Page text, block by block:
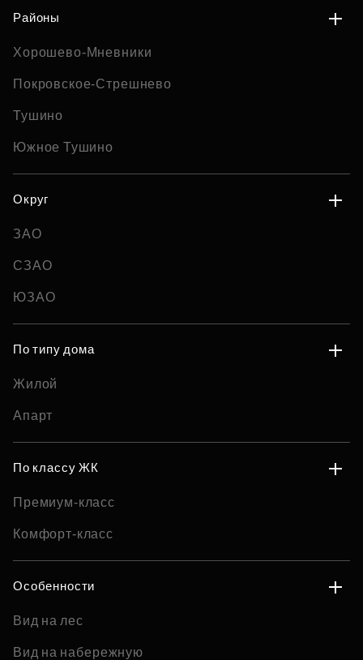
Районы
Хорошево-Мневники
Покровское-Стрешнево
Тушино
Южное Тушино
Округ
ЗАО
СЗАО
ЮЗАО
По типу дома
Жилой
Апарт
По классу ЖК
Премиум-класс
Комфорт-класс
Особенности
Вид на лес
Вид на набережную